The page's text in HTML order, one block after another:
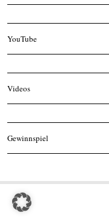
YouTube
Videos
Gewinnspiel